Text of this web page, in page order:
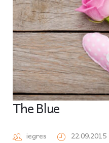
The Blue
iegres 22.09.2015